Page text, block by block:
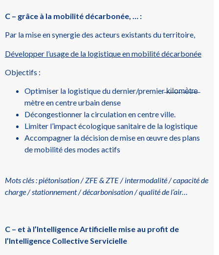
C – grâce à la mobilité décarbonée, … :
Par la mise en synergie des acteurs existants du territoire,
Développer l’usage de la logistique en mobilité décarbonée
Objectifs :
Optimiser la logistique du dernier/premier ̶k̶i̶l̶o̶m̶è̶t̶r̶e̶
mètre en centre urbain dense
Décongestionner la circulation en centre ville.
Limiter l’impact écologique sanitaire de la logistique
Accompagner la décision de mise en œuvre des plans
de mobilité des modes actifs
Mots clés : piétonisation / ZFE & ZTE / intermodalité / capacité de
charge / stationnement / décarbonisation / qualité de l’air…
C – et à l’Intelligence Artificielle mise au profit de
l’Intelligence Collective Servicielle